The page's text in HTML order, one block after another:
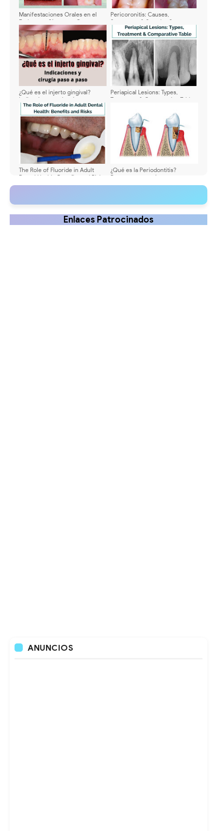
Manifestaciones Orales en el
Embarazo: Síntomas, Causas y
Cuidados Dentales
Pericoronitis: Causes,
Symptoms & Step-by-Step
Treatment
¿Qué es el injerto gingival?
Indicaciones y cirugía paso a
paso
Periapical Lesions: Types,
Treatment & Comparative Table
The Role of Fluoride in Adult
Dental Health: Benefits and Risks
¿Qué es la Periodontitis?
Reconozca sus síntomas
Enlaces Patrocinados
ANUNCIOS